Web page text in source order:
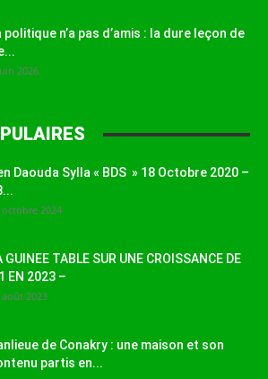
politique n’a pas d’amis : la dure leçon de
2026
Daouda Sylla « BDS » 18 Octobre 2020 –
octobre 2024
GUINEE TABLE SUR UNE CROISSANCE DE
EN 2023 –
août 2023
de Conakry : une maison et son
partis en...